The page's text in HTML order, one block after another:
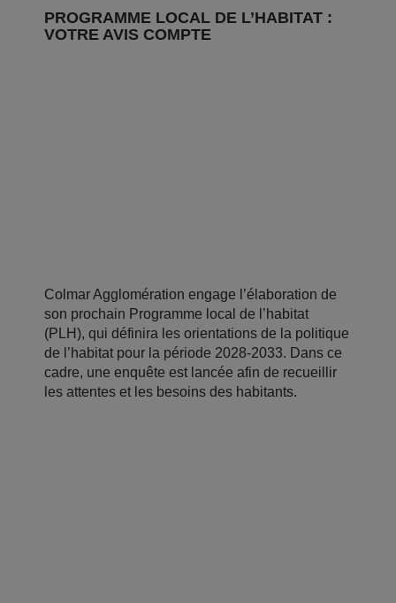
PROGRAMME LOCAL DE L’HABITAT :
VOTRE AVIS COMPTE
Colmar Agglomération engage l’élaboration de
son prochain Programme local de l’habitat
(PLH), qui définira les orientations de la politique
de l’habitat pour la période 2028-2033. Dans ce
cadre, une enquête est lancée afin de recueillir
les attentes et les besoins des habitants.